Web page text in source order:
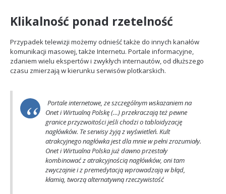
Klikalność ponad rzetelność
Przypadek telewizji możemy odnieść także do innych kanałów
komunikacji masowej, także Internetu. Portale informacyjne,
zdaniem wielu ekspertów i zwykłych internautów, od dłuższego
czasu zmierzają w kierunku serwisów plotkarskich.
Portale internetowe, ze szczególnym wskazaniem na
Onet i Wirtualną Polskę (…) przekraczają też pewne
granice przyzwoitości jeśli chodzi o tabloidyzację
nagłówków. Te serwisy żyją z wyświetleń. Kult
atrakcyjnego nagłówka jest dla mnie w pełni zrozumiały.
Onet i Wirtualna Polska już dawno przestały
kombinować z atrakcyjnością nagłówków, oni tam
zwyczajnie i z premedytacją wprowadzają w błąd,
kłamią, tworzą alternatywną rzeczywistość